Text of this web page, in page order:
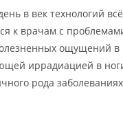
в век технологий
к врачам с
ощущений в
иррадиацией в
рода